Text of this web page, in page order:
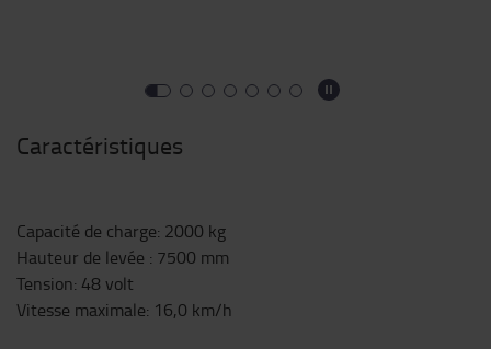
Caractéristiques
Capacité de charge: 2000 kg
Hauteur de levée : 7500 mm
Tension: 48 volt
Vitesse maximale: 16,0 km/h